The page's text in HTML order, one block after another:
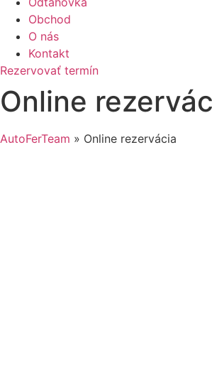
Obchod
O nás
Kontakt
Rezervovať termín
Online
AutoFerTeam » Online rezervácia